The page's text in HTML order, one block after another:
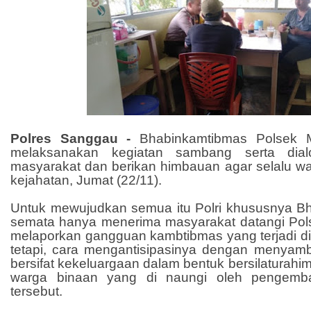
Polres Sanggau - Bhabinkamtibmas Polsek
melaksanakan kegiatan sambang serta
masyarakat dan berikan himbauan agar selalu
kejahatan, Jumat (22/11).
Untuk mewujudkan semua itu Polri khususnya
semata hanya menerima masyarakat datangi
melaporkan gangguan kambtibmas yang terjadi
tetapi, cara mengantisipasinya dengan
bersifat kekeluargaan dalam bentuk
warga binaan yang di naungi oleh
tersebut.